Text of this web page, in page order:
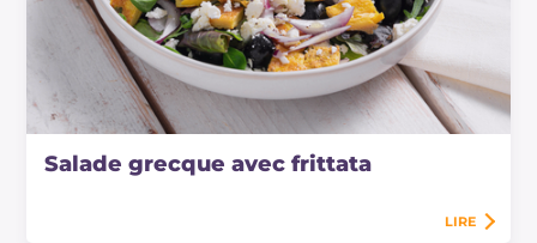
Salade grecque avec frittata
LIRE